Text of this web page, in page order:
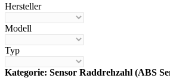
Hersteller
Modell
Typ
Kategorie: Sensor Raddrehzahl (ABS